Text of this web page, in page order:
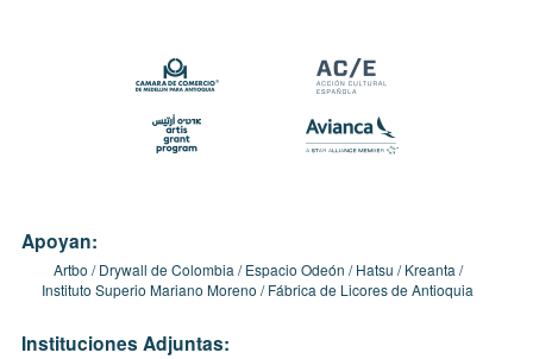
Apoyan:
Artbo Drywall de Colombia Espacio Odeón Hatsu
Kreanta
Instituto Superio Mariano Moreno
Fábrica de Licores de Antioquia
Instituciones Adjuntas: